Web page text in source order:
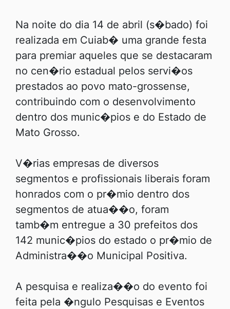
Na noite do dia 14 de abril (s�bado) foi
realizada em Cuiab� uma grande festa
para premiar aqueles que se destacaram
no cen�rio estadual pelos servi�os
prestados ao povo mato-grossense,
contribuindo com o desenvolvimento
dentro dos munic�pios e do Estado de
Mato Grosso.
V�rias empresas de diversos
segmentos e profissionais liberais foram
honrados com o pr�mio dentro dos
segmentos de atua��o, foram
tamb�m entregue a 30 prefeitos dos
142 munic�pios do estado o pr�mio de
Administra��o Municipal Positiva.
A pesquisa e realiza��o do evento foi
feita pela �ngulo Pesquisas e Eventos